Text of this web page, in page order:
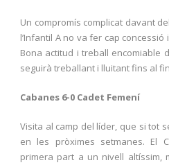
Un compromís complicat davant
l’Infantil A no va fer cap
Bona actitud i treball encomiable
seguirà treballant i lluitant fins al
Cabanes 6-0 Cadet Femení
Visita al camp del líder, que si tot
en les pròximes setmanes. El
primera part a un nivell altíssim,